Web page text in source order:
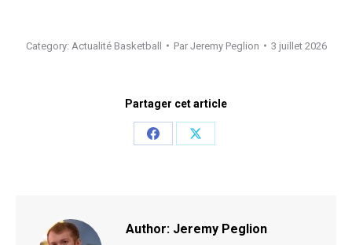
Category: Actualité Basketball Par Jeremy Peglion 3 juillet 2026
Partager cet article
Share
Share
Author: Jeremy Peglion